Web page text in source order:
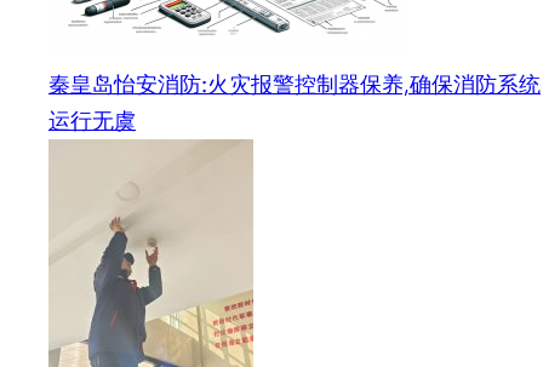
秦皇岛怡安消防:火灾报警控制器保养,确保消防系统
运行无虞